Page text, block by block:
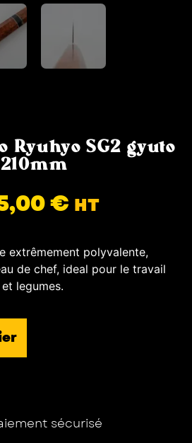
Ryuhyo SG2 gyuto
210mm
€ HT
extrêmement polyvalente,
de chef, ideal pour le travail
legumes.
sécurisé